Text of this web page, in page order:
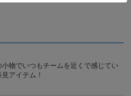
小物でいつもチームを近くで感じてい
アイテム！